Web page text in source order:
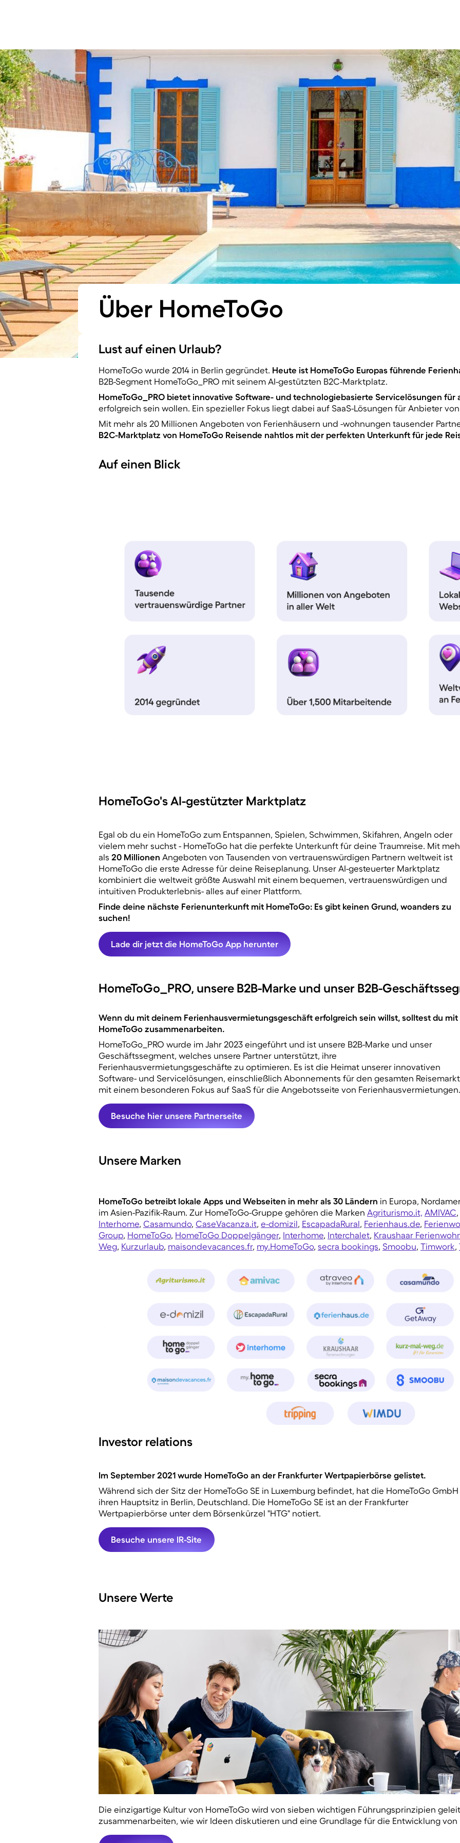
Über HomeToGo
Lust auf einen Urlaub?
HomeToGo wurde 2014 in Berlin gegründet. Heute ist HomeToGo Europas führende
B2B-Segment HomeToGo_PRO mit seinem AI-gestützten B2C-Marktplatz.
HomeToGo_PRO bietet innovative Software- und technologiebasierte Servicelösungen für
erfolgreich sein wollen. Ein spezieller Fokus liegt dabei auf SaaS-Lösungen für Anbieter
Mit mehr als 20 Millionen Angeboten von Ferienhäusern und -wohnungen tausender
B2C-Marktplatz von HomeToGo Reisende nahtlos mit der perfekten Unterkunft für jede
Auf einen Blick
HomeToGo's AI-gestützter Marktplatz
Egal ob du ein HomeToGo zum Entspannen, Spielen, Schwimmen, Skifahren, Angeln oder
vielem mehr suchst - HomeToGo hat die perfekte Unterkunft für deine Traumreise. Mit
als 20 Millionen Angeboten von Tausenden von vertrauenswürdigen Partnern weltweit ist
HomeToGo die erste Adresse für deine Reiseplanung. Unser AI-gesteuerter Marktplatz
kombiniert die weltweit größte Auswahl mit einem bequemen, vertrauenswürdigen und
intuitiven Produkterlebnis- alles auf einer Plattform.
Finde deine nächste Ferienunterkunft mit HomeToGo: Es gibt keinen Grund, woanders zu
suchen!
Lade dir jetzt die HomeToGo App herunter
HomeToGo_PRO, unsere B2B-Marke und unser B2B-
Wenn du mit deinem Ferienhausvermietungsgeschäft erfolgreich sein willst, solltest du mit
HomeToGo zusammenarbeiten.
HomeToGo_PRO wurde im Jahr 2023 eingeführt und ist unsere B2B-Marke und unser
Geschäftssegment, welches unsere Partner unterstützt, ihre
Ferienhausvermietungsgeschäfte zu optimieren. Es ist die Heimat unserer innovativen
Software- und Servicelösungen, einschließlich Abonnements für den gesamten Reisemarkt
mit einem besonderen Fokus auf SaaS für die Angebotsseite von Ferienhausvermietungen.
Besuche hier unsere Partnerseite
Unsere Marken
HomeToGo betreibt lokale Apps und Webseiten in mehr als 30 Ländern in Europa,
im Asien-Pazifik-Raum. Zur HomeToGo-Gruppe gehören die Marken Agriturismo.it, AMIVAC,
Interhome, Casamundo, CaseVacanza.it, e-domizil, EscapadaRural, Ferienhaus.de,
Group, HomeToGo, HomeToGo Doppelgänger, Interhome, Interchalet, Kraushaar
Weg, Kurzurlaub, maisondevacances.fr, my.HomeToGo, secra bookings, Smoobu, Timwork,
Investor relations
Im September 2021 wurde HomeToGo an der Frankfurter Wertpapierbörse gelistet.
Während sich der Sitz der HomeToGo SE in Luxemburg befindet, hat die HomeToGo GmbH
ihren Hauptsitz in Berlin, Deutschland. Die HomeToGo SE ist an der Frankfurter
Wertpapierbörse unter dem Börsenkürzel "HTG" notiert.
Besuche unsere IR-Site
Unsere Werte
Die einzigartige Kultur von HomeToGo wird von sieben wichtigen Führungsprinzipien
zusammenarbeiten, wie wir Ideen diskutieren und eine Grundlage für die Entwicklung von